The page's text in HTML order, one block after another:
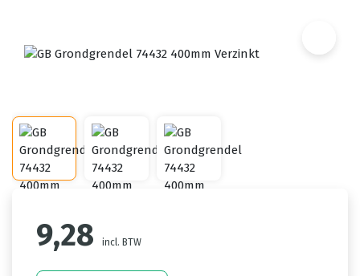
9,28 incl. BTW